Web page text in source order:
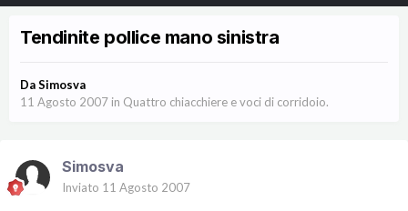
Tendinite pollice mano sinistra
DaSimosva
11 Agosto 2007 in Quattro chiacchiere e voci di corridoio.
Simosva
Inviato 11 Agosto 2007